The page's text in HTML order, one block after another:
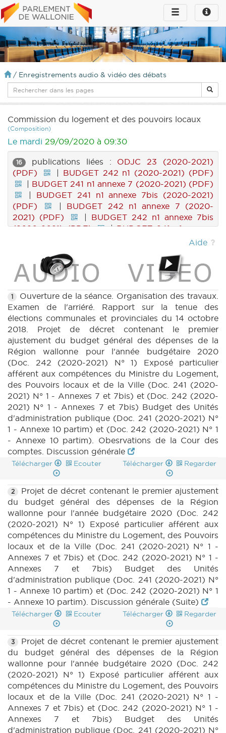
Toggle
infos
Toggle
navigation
/ Enregistrements audio & vidéo des débats
Commission du logement et des pouvoirs locaux
(Composition)
Le mardi 29/09/2020 à 09:30
16 publications liées : ODJC 23 (2020-2021)
(PDF)
| BUDGET 242 n1 (2020-2021) (PDF)
| BUDGET 241 n1 annexe 7 (2020-2021) (PDF)
| BUDGET 241 n1 annexe 7bis (2020-2021)
(PDF)
| BUDGET 242 n1 annexe 7 (2020-
2021) (PDF)
| BUDGET 242 n1 annexe 7bis
(2020-2021) (PDF)
|BUDGET 241 n1 annexe
BUDGET 242 n1
n2 (2020-2021) (PDF)
| BUDGET 242 n2
(2020-2021) (PDF)
BUDGET 242 n4 (2020-
2021) (PDF)
|RES 246 n1 (2020-2021) (PDF)
|BT 23 (2020-2021) (PDF) |CRAC 20
(2020-2021) (PDF)
|RES 246 n2 (2020-2021)
(PDF)
|CRIC 20 (2020-2021) (PDF) |
Aide
1
Ouverture de la séance. Organisation des travaux.
Examen de l'arriéré. Rapport sur la tenue des
élections communales et provinciales du 14 octobre
2018. Projet de décret contenant le premier
ajustement du budget général des dépenses de la
Région wallonne pour l'année budgétaire 2020
(Doc. 242 (2020-2021) N° 1) Exposé particulier
afférent aux compétences du Ministre du Logement,
des Pouvoirs locaux et de la Ville (Doc. 241 (2020-
2021) N° 1 - Annexes 7 et 7bis) et (Doc. 242 (2020-
2021) N° 1 - Annexes 7 et 7bis) Budget des Unités
d'administration publique (Doc. 241 (2020-2021) N°
1 - Annexe 10 partim) et (Doc. 242 (2020-2021) N° 1
- Annexe 10 partim). Obesrvations de la Cour des
comptes. Discussion générale
Télécharger Ecouter Télécharger Regarder
2
Projet de décret contenant le premier ajustement
du budget général des dépenses de la Région
wallonne pour l'année budgétaire 2020 (Doc. 242
(2020-2021) N° 1) Exposé particulier afférent aux
compétences du Ministre du Logement, des Pouvoirs
locaux et de la Ville (Doc. 241 (2020-2021) N° 1 -
Annexes 7 et 7bis) et (Doc. 242 (2020-2021) N° 1 -
Annexes 7 et 7bis) Budget des Unités
d'administration publique (Doc. 241 (2020-2021) N°
1 - Annexe 10 partim) et (Doc. 242 (2020-2021) N° 1
- Annexe 10 partim). Discussion générale (Suite)
Télécharger Ecouter Télécharger Regarder
3
Projet de décret contenant le premier ajustement
du budget général des dépenses de la Région
wallonne pour l'année budgétaire 2020 (Doc. 242
(2020-2021) N° 1) Exposé particulier afférent aux
compétences du Ministre du Logement, des Pouvoirs
locaux et de la Ville (Doc. 241 (2020-2021) N° 1 -
Annexes 7 et 7bis) et (Doc. 242 (2020-2021) N° 1 -
Annexes 7 et 7bis) Budget des Unités
d'administration publique (Doc. 241 (2020-2021) N°